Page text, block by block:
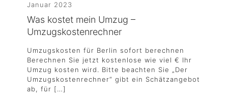
Januar 2023
Was kostet mein Umzug –
Umzugskostenrechner
Umzugskosten für Berlin sofort berechnen
Berechnen Sie jetzt kostenlose wie viel € Ihr
Umzug kosten wird. Bitte beachten Sie „Der
Umzugskostenrechner“ gibt ein Schätzangebot
ab, für […]